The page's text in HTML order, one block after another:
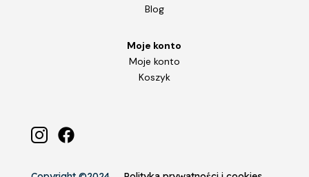
Blog
Moje konto
Moje konto
Koszyk